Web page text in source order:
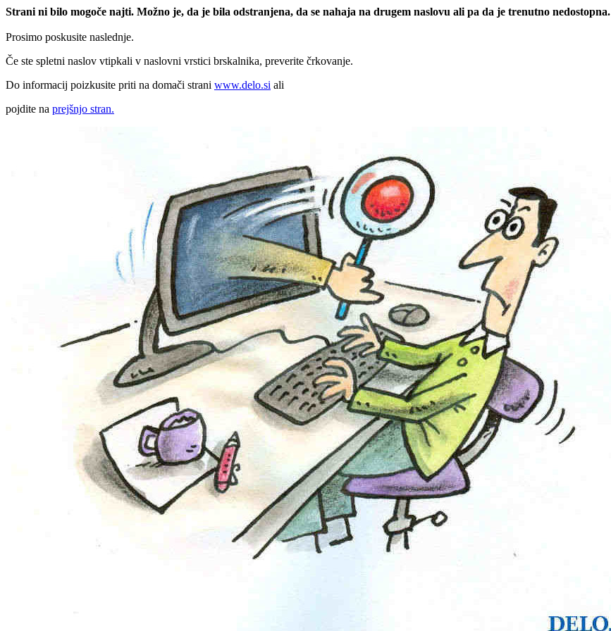
Strani ni bilo mogoče najti. Možno je, da je bila odstranjena, da se nahaja na drugem naslovu ali pa da je trenutno nedostopna.
Prosimo poskusite naslednje.
Če ste spletni naslov vtipkali v naslovni vrstici brskalnika, preverite črkovanje.
Do informacij poizkusite priti na domači strani www.delo.si ali
pojdite na prejšnjo stran.